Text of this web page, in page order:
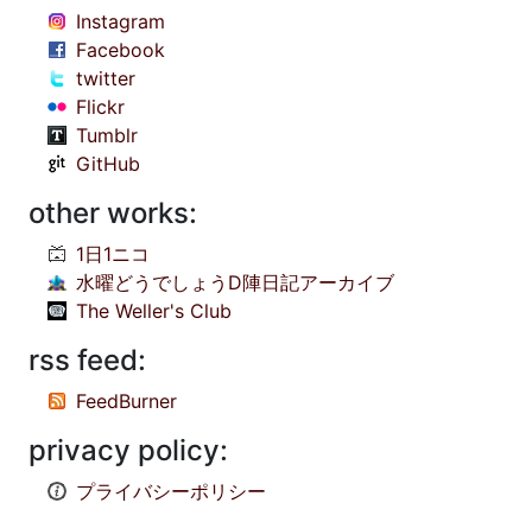
Instagram
Facebook
twitter
Flickr
Tumblr
GitHub
other works:
1日1ニコ
水曜どうでしょうD陣日記アーカイブ
The Weller's Club
rss feed:
FeedBurner
privacy policy:
プライバシーポリシー